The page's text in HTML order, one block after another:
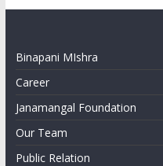
Binapani MIshra
Career
Janamangal Foundation
Our Team
Public Relation